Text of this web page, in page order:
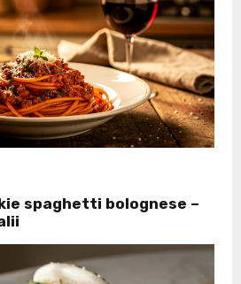
spaghetti bolognese –